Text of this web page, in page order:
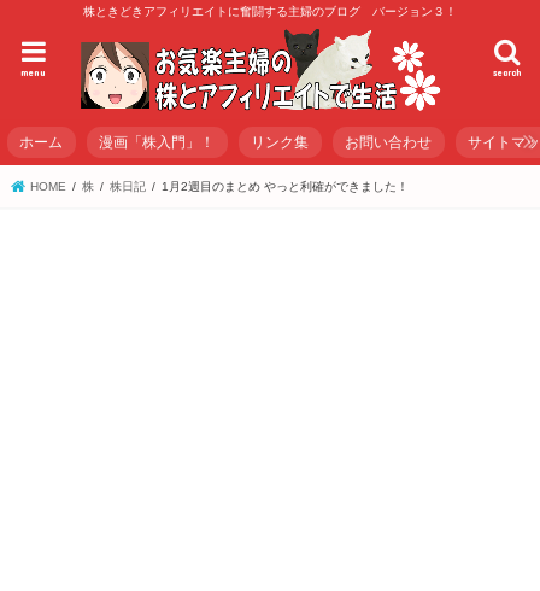
株ときどきアフィリエイトに奮闘する主婦のブログ バージョン３！
search
menu
ホーム 漫画「株入門」！ リンク集 お問い合わせ サイトマ
HOME 株 株日記 1月2週目のまとめ やっと利確ができました！